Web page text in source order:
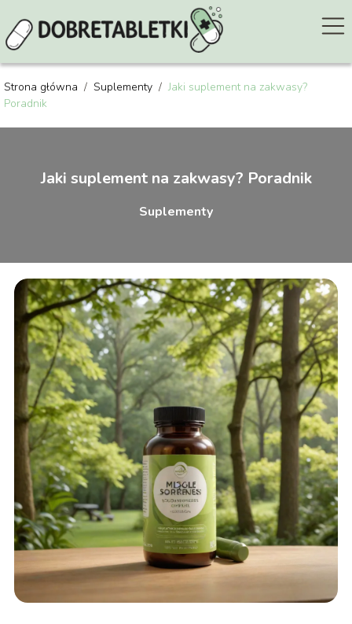
Strona główna / Suplementy / Jaki suplement na zakwasy?
Poradnik
Jaki suplement na zakwasy? Poradnik
Suplementy